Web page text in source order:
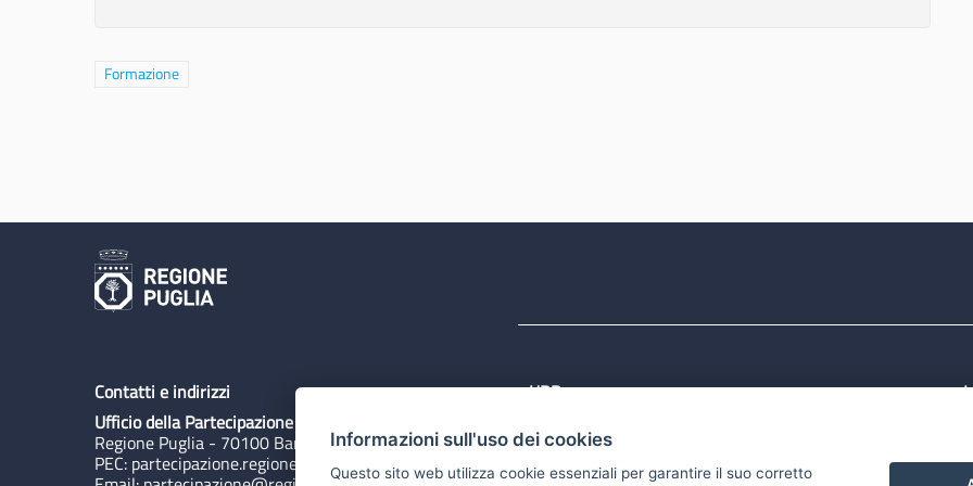
Filtra i risultati per categoria: Formazione
Formazione
Contatti e indirizzi
Ufficio della Partecipazione
Regione Puglia - 70100 Bari, Lungomare N. Sauro 31
PEC: partecipazione.regione@pec.rupar.puglia.it
URP
Email:quiregione@regione.puglia.it
Rubrica
Informazioni sull'uso dei cookies
Questo sito web utilizza cookie essenziali per garantire il suo corretto